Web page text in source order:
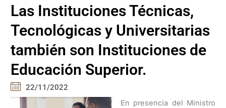
Las Instituciones Técnicas,
Tecnológicas y Universitarias
también son Instituciones de
Educación Superior.
22/11/2022
En presencia del Ministro